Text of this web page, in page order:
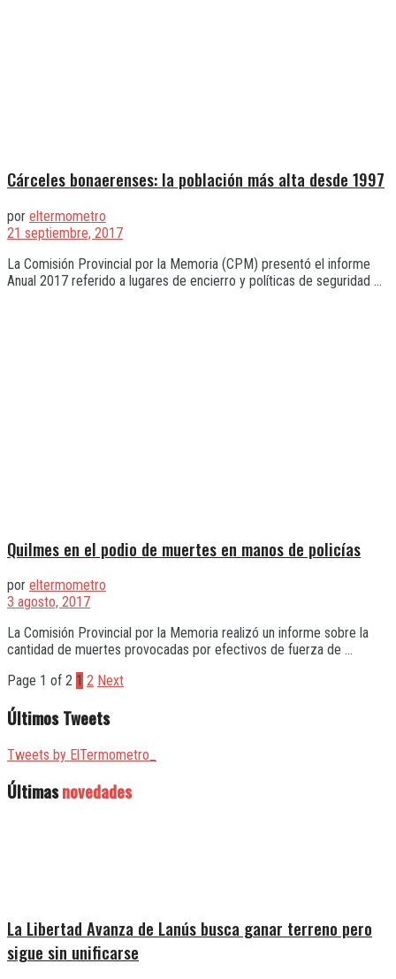
Cárceles bonaerenses: la población más alta desde 1997
por eltermometro
21 septiembre, 2017
La Comisión Provincial por la Memoria (CPM) presentó el informe
Anual 2017 referido a lugares de encierro y políticas de seguridad ...
Quilmes en el podio de muertes en manos de policías
por eltermometro
3 agosto, 2017
La Comisión Provincial por la Memoria realizó un informe sobre la
cantidad de muertes provocadas por efectivos de fuerza de ...
Page 1 of 2 1 2 Next
Últimos Tweets
Tweets by ElTermometro_
Últimasnovedades
La Libertad Avanza de Lanús busca ganar terreno pero
sigue sin unificarse